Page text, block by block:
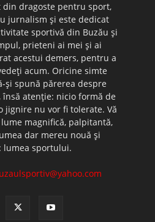
din dragoste pentru sport,
jurnalism şi este dedicat
sportivă din Buzău şi
prieteni ai mei şi ai
acestui demers, pentru a
acum. Oricine simte
şi spună părerea despre
însă atenţie: nicio formă de
jignire nu vor fi tolerate. Vă
magnifică, palpitantă,
dar mereu nouă şi
lumea sportului.